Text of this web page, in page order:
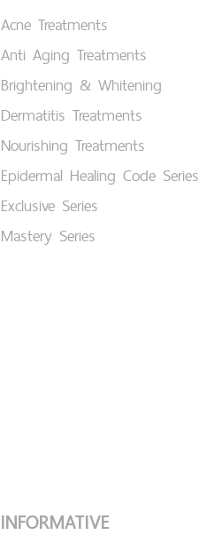
Acne Treatments
Anti Aging Treatments
Brightening & Whitening
Dermatitis Treatments
Nourishing Treatments
Epidermal Healing Code Series
Exclusive Series
Mastery Series
INFORMATIVE